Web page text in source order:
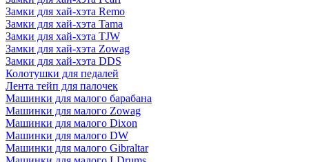
Замки для хай-хэта Remo
Замки для хай-хэта Tama
Замки для хай-хэта TJW
Замки для хай-хэта Zowag
Замки для хай-хэта DDS
Колотушки для педалей
Лента тейп для палочек
Машинки для малого барабана
Машинки для малого Zowag
Машинки для малого Dixon
Машинки для малого DW
Машинки для малого Gibraltar